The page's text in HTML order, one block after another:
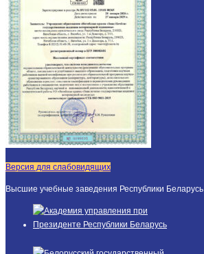
Версия для слабовидящих
Высшие учебные заведения Республики Беларусь